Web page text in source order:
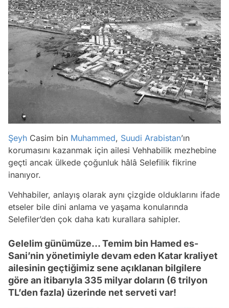
Şeyh Casim bin Muhammed, Suudi Arabistan’ın
korumasını kazanmak için ailesi Vehhabilik mezhebine
geçti ancak ülkede çoğunluk hâlâ Selefilik fikrine
inanıyor.
Vehhabiler, anlayış olarak aynı çizgide olduklarını ifade
etseler bile dini anlama ve yaşama konularında
Selefiler’den çok daha katı kurallara sahipler.
Gelelim günümüze… Temim bin Hamed es-
Sani’nin yönetimiyle devam eden Katar kraliyet
ailesinin geçtiğimiz sene açıklanan bilgilere
göre an itibarıyla 335 milyar doların (6 trilyon
TL’den fazla) üzerinde net serveti var!